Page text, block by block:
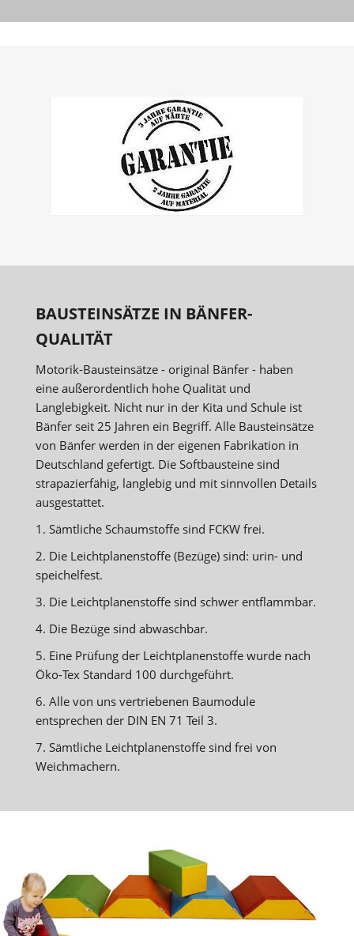
BAUSTEINSÄTZE IN BÄNFER-
QUALITÄT
Motorik-Bausteinsätze - original Bänfer - haben
eine außerordentlich hohe Qualität und
Langlebigkeit. Nicht nur in der Kita und Schule ist
Bänfer seit 25 Jahren ein Begriff. Alle Bausteinsätze
von Bänfer werden in der eigenen Fabrikation in
Deutschland gefertigt. Die Softbausteine sind
strapazierfähig, langlebig und mit sinnvollen Details
ausgestattet.
1. Sämtliche Schaumstoffe sind FCKW frei.
2. Die Leichtplanenstoffe (Bezüge) sind: urin- und
speichelfest.
3. Die Leichtplanenstoffe sind schwer entflammbar.
4. Die Bezüge sind abwaschbar.
5. Eine Prüfung der Leichtplanenstoffe wurde nach
Öko-Tex Standard 100 durchgeführt.
6. Alle von uns vertriebenen Baumodule
entsprechen der DIN EN 71 Teil 3.
7. Sämtliche Leichtplanenstoffe sind frei von
Weichmachern.